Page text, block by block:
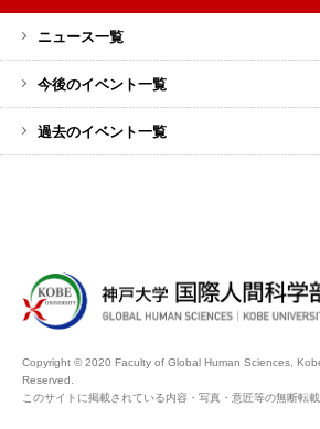
ド
バ
ー
メ
ニュース一覧
今後のイベント一覧
過去のイベント一覧
Copyright © 2020 Faculty of Global Human Sciences,
Reserved.
このサイトに掲載されている内容・写真・意匠等の無断転載